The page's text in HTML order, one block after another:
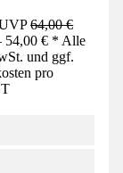
64,00 €
54,00 € * Alle
und ggf.
pro